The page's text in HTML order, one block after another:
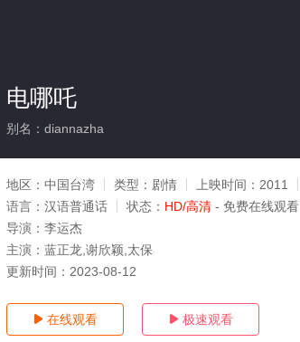
电哪吒
别名：diannazha
地区： 中国台湾 类型： 剧情 上映时间： 2011
语言： 汉语普通话 状态： HD/高清 - 免费在线观看
导演： 李运杰
主演： 蓝正龙,谢欣颖,太保
更新时间： 2023-08-12
 在线观看  极速观看